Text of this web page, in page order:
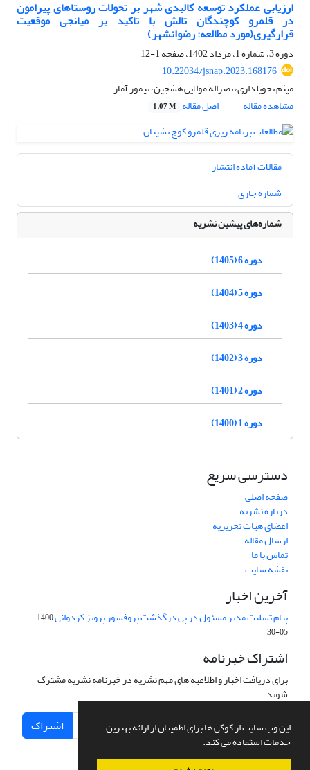
این وب سایت از کوکی ها برای اطمینان از ارائه بهترین
خدمات استفاده می کند.
ارزیابی عملکرد توسعه کالبدی شهر بر تحولات روستاهای پیرامون
در قلمرو کوچندگان تالش با تاکید بر میانجی موقعیت‌
قرارگیری(مورد مطالعه: رضوانشهر)
دوره 3، شماره 1، مرداد 1402، صفحه
1-12
10.22034/jsnap.2023.168176
میثم تحویلداری، نصراله مولایی هشجین، تیمور آمار
مشاهده مقاله
اصل مقاله 1.07 M
مقالات آماده انتشار
شماره جاری
شماره‌های پیشین نشریه
دوره 6 (1405)
دوره 5 (1404)
دوره 4 (1403)
دوره 3 (1402)
دوره 2 (1401)
دوره 1 (1400)
دسترسی سریع
صفحه اصلی
درباره نشریه
اعضای هیات تحریریه
ارسال مقاله
تماس با ما
نقشه سایت
آخرین اخبار
پیام تسلیت مدیر مسئول در پی درگذشت پروفسور پرویز کردوانی
1400-
05-30
اشتراک خبرنامه
برای دریافت اخبار و اطلاعیه های مهم نشریه در خبرنامه نشریه مشترک
شوید.
اشتراک